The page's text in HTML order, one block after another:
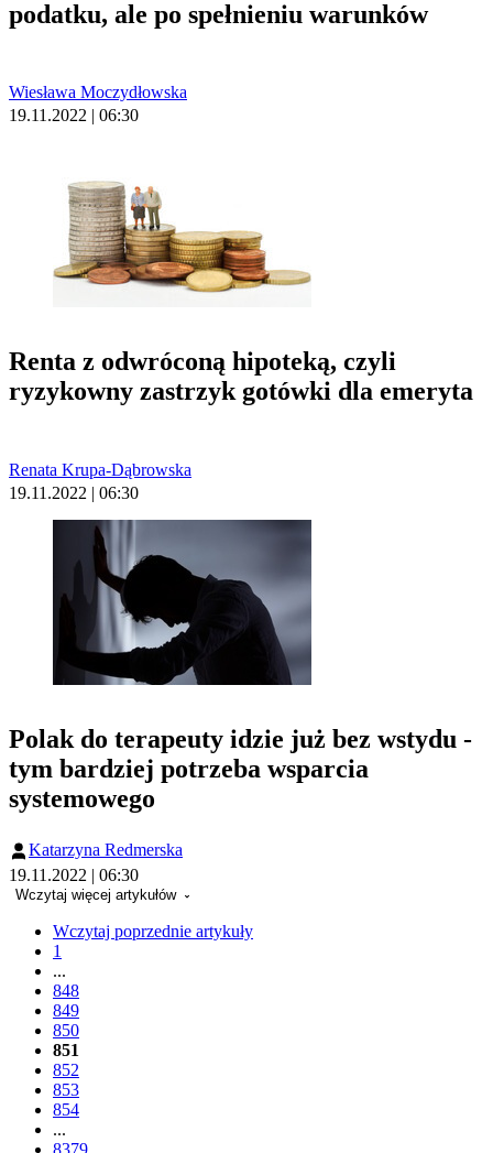
podatku, ale po spełnieniu warunków
Wiesława Moczydłowska
19.11.2022 | 06:30
Renta z odwróconą hipoteką, czyli
ryzykowny zastrzyk gotówki dla emeryta
Renata Krupa-Dąbrowska
19.11.2022 | 06:30
Polak do terapeuty idzie już bez wstydu -
tym bardziej potrzeba wsparcia
systemowego
Katarzyna Redmerska
19.11.2022 | 06:30
Wczytaj więcej artykułów
Wczytaj poprzednie artykuły
1
...
848
849
850
851
852
853
854
...